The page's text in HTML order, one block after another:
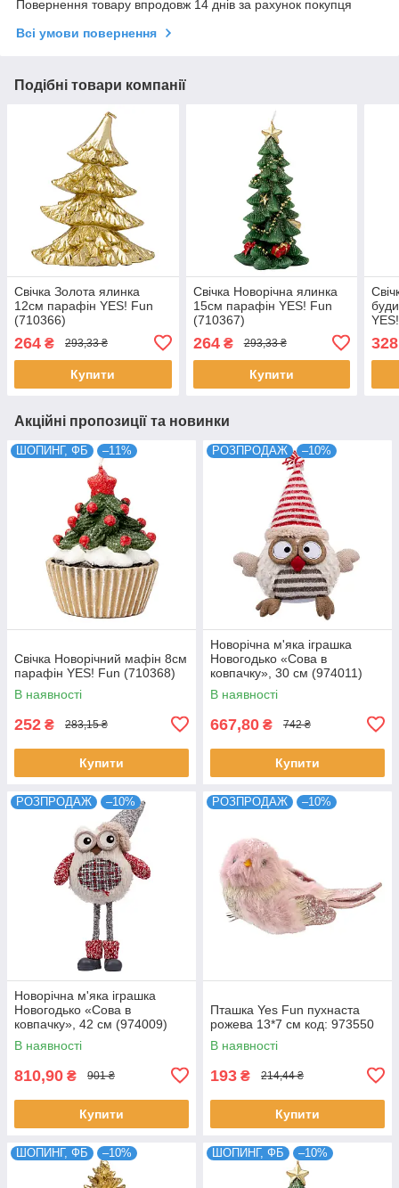
Повернення товару впродовж 14 днів за рахунок покупця
Всі умови повернення
Подібні товари компанії
Свічка Золота ялинка
12см парафін YES! Fun
(710366)
264 ₴ 293,33 ₴
Купити
Свічка Новорічна ялинка
15см парафін YES! Fun
(710367)
264₴ 293,33 ₴
Купити
328
Акційні пропозиції та новинки
ШОПИНГ, ФБ –11%
Свічка Новорічний мафін 8см
парафін YES! Fun (710368)
В наявності
252 ₴ 283,15 ₴
Купити
РОЗПРОДАЖ –10%
Новорічна м'яка іграшка
Новогодько «Сова в
ковпачку», 30 см (974011)
В наявності
667,80 ₴ 742 ₴
Купити
РОЗПРОДАЖ –10%
Новорічна м'яка іграшка
Новогодько «Сова в
ковпачку», 42 см (974009)
В наявності
810,90 ₴ 901 ₴
Купити
РОЗПРОДАЖ –10%
Пташка Yes Fun пухнаста
рожева 13*7 см код: 973550
В наявності
193 ₴ 214,44 ₴
Купити
ШОПИНГ, ФБ –10% ШОПИНГ, ФБ –10%